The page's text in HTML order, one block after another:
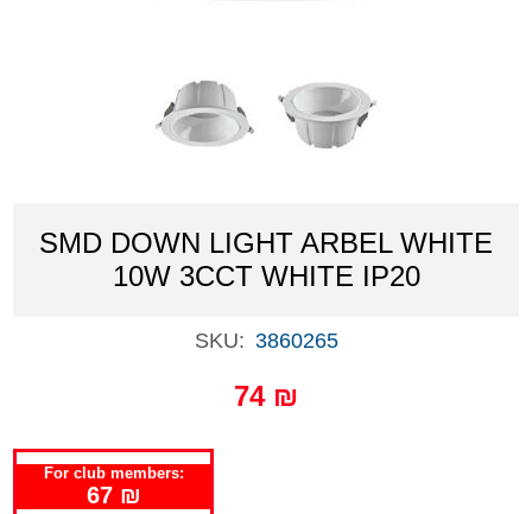
SMD DOWN LIGHT ARBEL WHITE
10W 3CCT WHITE IP20
SKU: 3860265
74 ₪
For club members:
67 ₪